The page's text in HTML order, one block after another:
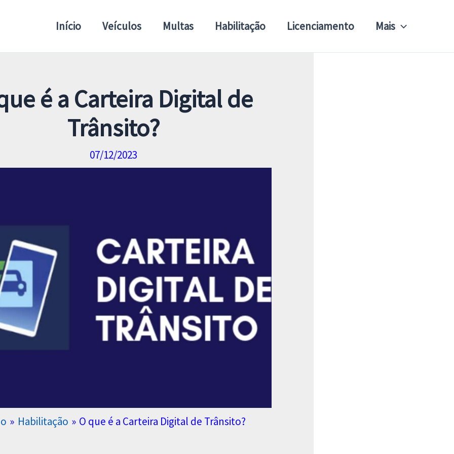
Início Veículos Multas Habilitação Licenciamento Mais
é a Carteira Digital de
Trânsito?
07/12/2023
Habilitação O que é a Carteira Digital de Trânsito?